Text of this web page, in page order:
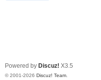
Powered by Discuz! X3.5
© 2001-2026 Discuz! Team